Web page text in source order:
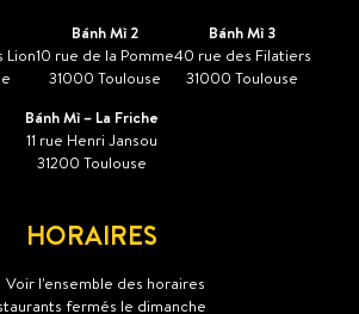
Lion
Bánh Mì 2
10 rue de la Pomme
31000 Toulouse
Bánh Mì 3
40 rue des Filatiers
31000 Toulouse
Bánh Mì – La Friche
11 rue Henri Jansou
31200 Toulouse
HORAIRES
Voir l'ensemble des horaires
fermés le dimanche